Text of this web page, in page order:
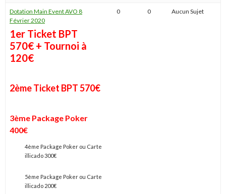
Dotation Main Event AVO 8
Février 2020
1er Ticket BPT
570€ + Tournoi à
120€
2ème Ticket BPT 570€
3ème Package Poker
400€
4ème Package Poker ou Carte
illicado 300€
5ème Package Poker ou Carte
illicado 200€
0 0 Aucun Sujet